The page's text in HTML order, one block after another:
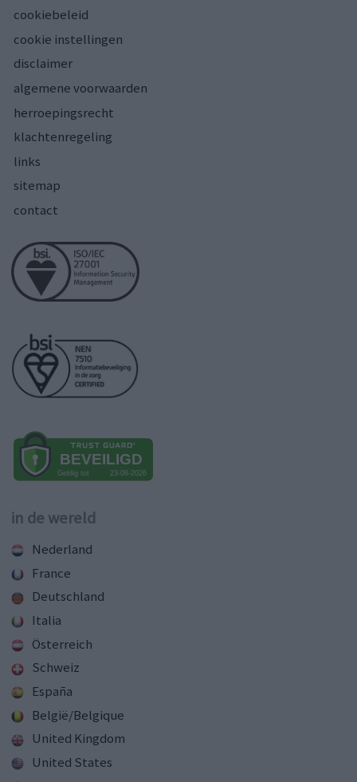
cookiebeleid
cookie instellingen
disclaimer
algemene voorwaarden
herroepingsrecht
klachtenregeling
links
sitemap
contact
in de wereld
Nederland
France
Deutschland
Italia
Österreich
Schweiz
España
België/Belgique
United Kingdom
United States